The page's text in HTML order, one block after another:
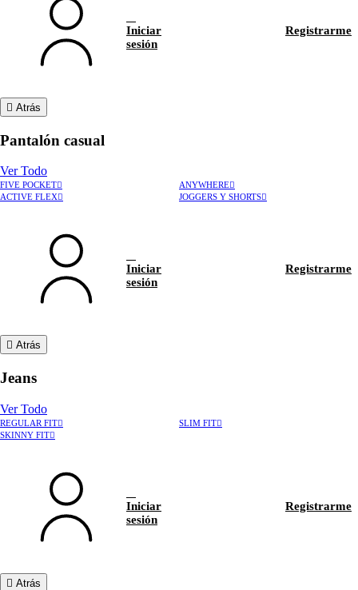
Iniciar
sesión
Registrarme
Atrás
Pantalón casual
Ver Todo
FIVE POCKET
ANYWHERE
ACTIVE FLEX
JOGGERS Y SHORTS
Iniciar
sesión
Registrarme
Atrás
Jeans
Ver Todo
REGULAR FIT
SLIM FIT
SKINNY FIT
Iniciar
sesión
Registrarme
Atrás